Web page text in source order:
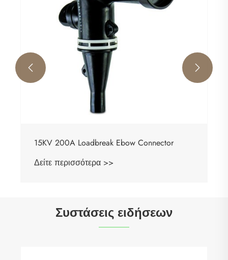
15KV 200A Loadbreak Ebow Connector
Δείτε περισσότερα >>
 
Συστάσεις ειδήσεων